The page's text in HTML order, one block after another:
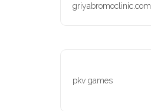
griyabromoclinic.com
pkv games